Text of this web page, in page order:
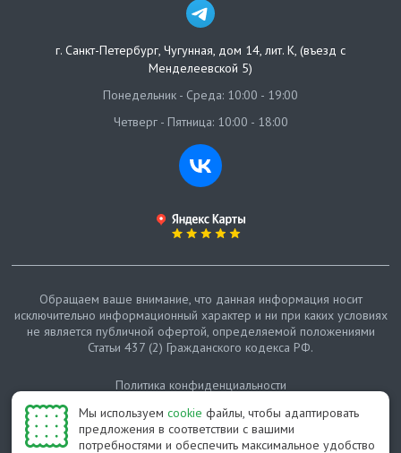
Мы используем cookie файлы, чтобы адаптировать
предложения в соответствии с вашими
потребностями и обеспечить максимальное удобство
г. Санкт-Петербург, Чугунная, дом 14, лит. К, (въезд с
Менделеевской 5)
Понедельник - Среда: 10:00 - 19:00
Четверг - Пятница: 10:00 - 18:00
Обращаем ваше внимание, что данная информация носит
исключительно информационный характер и ни при каких условиях
не является публичной офертой, определяемой положениями
Статьи 437 (2) Гражданского кодекса РФ.
Политика конфиденциальности
Карта сайта